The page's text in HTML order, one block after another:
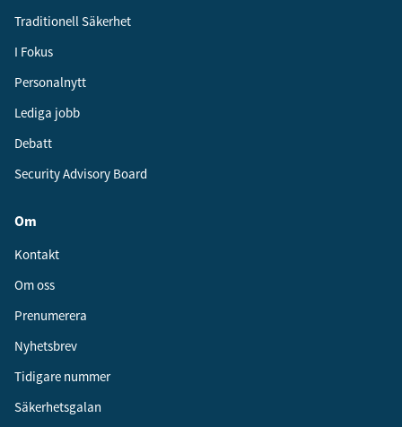
Traditionell Säkerhet
I Fokus
Personalnytt
Lediga jobb
Debatt
Security Advisory Board
Om
Kontakt
Om oss
Prenumerera
Nyhetsbrev
Tidigare nummer
Säkerhetsgalan